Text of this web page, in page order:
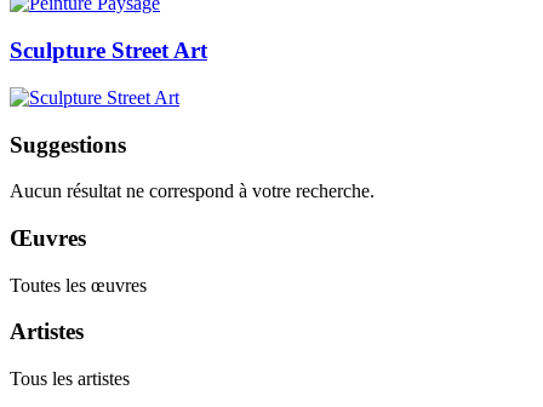
Sculpture Street Art
Suggestions
Aucun résultat ne correspond à votre recherche.
Œuvres
Toutes les œuvres
Artistes
Tous les artistes